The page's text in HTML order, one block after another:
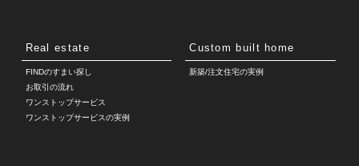
Real estate
FINDのすまい探し
お取引の流れ
ワンストップサービス
ワンストップサービスの実例
Custom built home
新築/注文住宅の実例